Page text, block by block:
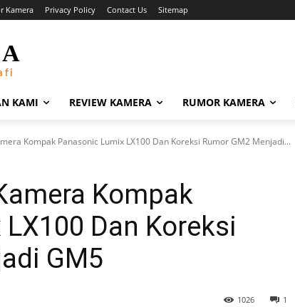
Kamera Privacy Policy Contact Us Sitemap
KAMI REVIEW KAMERA RUMOR KAMERA
Kompak Panasonic Lumix LX100 Dan Koreksi Rumor GM2 Menjadi...
Kompak
Dan Koreksi
GM5
1
1026